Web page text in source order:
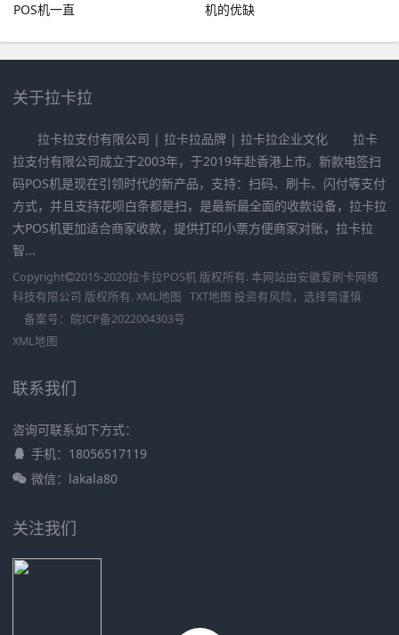
POS机一直
机的优缺
关于拉卡拉
拉卡拉支付有限公司 | 拉卡拉品牌 | 拉卡拉企业文化 拉卡
拉支付有限公司成立于2003年，于2019年赴香港上市。新款电签扫
码POS机是现在引领时代的新产品，支持：扫码、刷卡、闪付等支付
方式，并且支持花呗白条都是扫，是最新最全面的收款设备，拉卡拉
大POS机更加适合商家收款，提供打印小票方便商家对账，拉卡拉
智...
Copyright 2015-2020拉卡拉POS机 版权所有. 本网站由安徽爱刷卡网络
科技有限公司 版权所有. XML地图 TXT地图 投资有风险，选择需谨慎
备案号： 皖ICP备2022004303号
XML地图
联系我们
咨询可联系如下方式：
手机：18056517119
微信：lakala80
关注我们